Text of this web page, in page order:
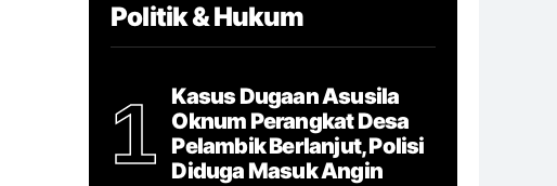
Politik & Hukum
1
Kasus Dugaan Asusila
Oknum Perangkat Desa
Pelambik Berlanjut, Polisi
Diduga Masuk Angin